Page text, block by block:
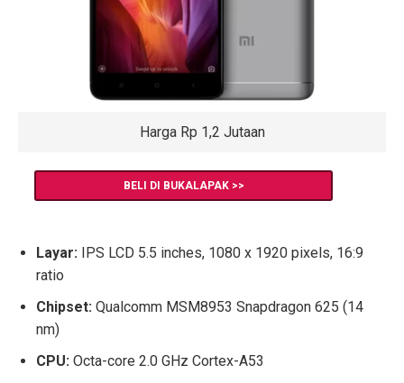
Harga Rp 1,2 Jutaan
BELI DI BUKALAPAK >>
Layar: IPS LCD 5.5 inches, 1080 x 1920 pixels, 16:9
ratio
Chipset: Qualcomm MSM8953 Snapdragon 625 (14
nm)
CPU: Octa-core 2.0 GHz Cortex-A53